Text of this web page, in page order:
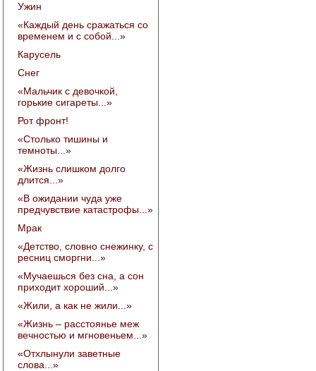
Ужин
«Каждый день сражаться со
временем и с собой...»
Карусель
Снег
«Мальчик с девочкой,
горькие сигареты...»
Рот фронт!
«Столько тишины и
темноты...»
«Жизнь слишком долго
длится...»
«В ожидании чуда уже
предчувствие катастрофы...»
Мрак
«Детство, словно снежинку, с
ресниц сморгни...»
«Мучаешься без сна, а сон
приходит хороший...»
«Жили, а как не жили...»
«Жизнь – расстоянье меж
вечностью и мгновеньем...»
«Отхлынули заветные
слова...»